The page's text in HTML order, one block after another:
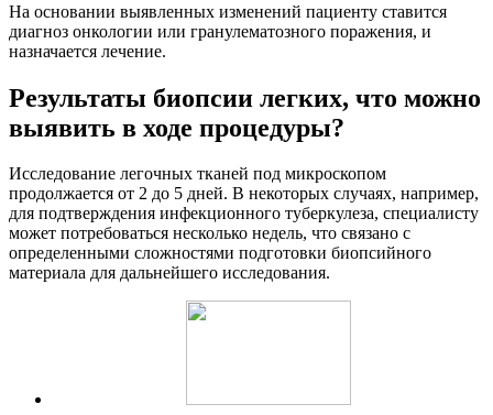
На основании выявленных изменений пациенту ставится
диагноз онкологии или гранулематозного поражения, и
назначается лечение.
Результаты биопсии легких, что можно
выявить в ходе процедуры?
Исследование легочных тканей под микроскопом
продолжается от 2 до 5 дней. В некоторых случаях, например,
для подтверждения инфекционного туберкулеза, специалисту
может потребоваться несколько недель, что связано с
определенными сложностями подготовки биопсийного
материала для дальнейшего исследования.